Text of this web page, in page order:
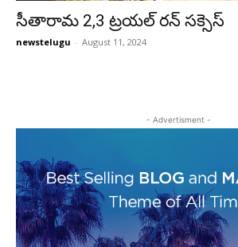
సీతారామ 2,3 ట్రయల్ రన్ సక్సెస్
newstelugu - August 11, 2024
- Advertisment -